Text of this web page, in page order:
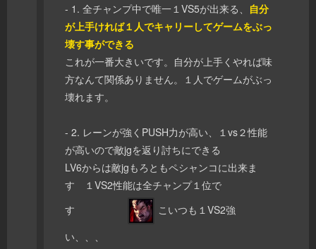
- 1. 全チャンプ中で唯一１VS5が出来る、 自分
が上手ければ１人でキャリーしてゲームをぶっ
壊す事ができる
これが一番大きいです。自分が上手くやれば味
方なんて関係ありません。１人でゲームがぶっ
壊れます。
- 2. レーンが強くPUSH力が高い、１vs２性能
が高いので敵jgを返り討ちにできる
LV6からは敵jgもろともペシャンコに出来ま
す １VS2性能は全チャンプ１位で
す
こいつも１VS2強
い、、、